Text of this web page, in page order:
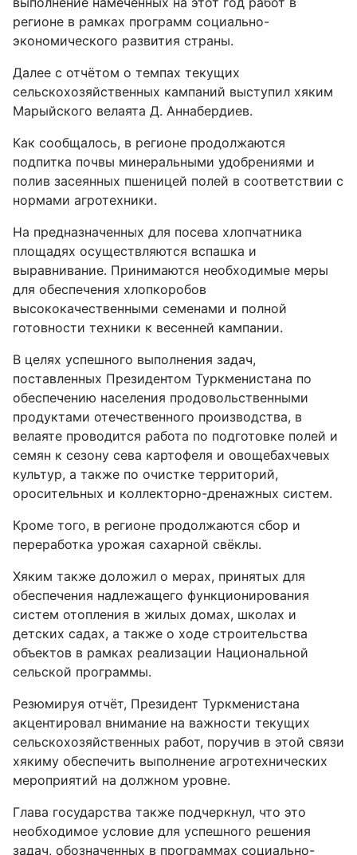
регионе в рамках программ социально-
экономического развития страны.
Далее с отчётом о темпах текущих
сельскохозяйственных кампаний выступил хяким
Марыйского ­велаята Д. Аннабердиев.
Как сообщалось, в регионе продолжаются
подпитка почвы минеральными удобрениями и
полив засеянных пшеницей полей в соответствии с
нормами агротехники.
На предназначенных для посева хлопчатника
площадях осуществ­ляются вспашка и
выравнивание. Принимаются необходимые меры
для обеспечения хлопкоробов
высококачественными семенами и полной
готовности техники к весенней кампании.
В целях успешного выполнения задач,
поставленных Президентом Туркменистана по
обеспечению населения продовольственными
продуктами оте­чественного производства, в
велаяте проводится работа по подготовке полей и
семян к сезону сева картофеля и овощебахчевых
культур, а также по очистке территорий,
оросительных и коллекторно-дренажных систем.
Кроме того, в регионе продолжаются сбор и
переработка урожая сахарной свёклы.
Хяким также доложил о мерах, принятых для
обеспечения надлежащего функционирования
систем отопления в жилых домах, школах и
детских садах, а также о ходе строительства
объектов в рамках реализации Национальной
сельской программы.
Резюмируя отчёт, Президент Туркменистана
акцентировал внимание на важности текущих
сельскохозяйственных работ, поручив в этой связи
хякиму обеспечить выполнение агротехнических
мероприятий на должном уровне.
Глава государства также подчеркнул, что это
необходимое условие для успешного решения
задач, обозначенных в программах социально-